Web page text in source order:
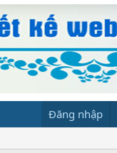
Đăng nhập